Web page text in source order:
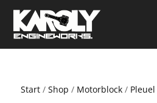
Start / Shop / Motorblock / Pleuel